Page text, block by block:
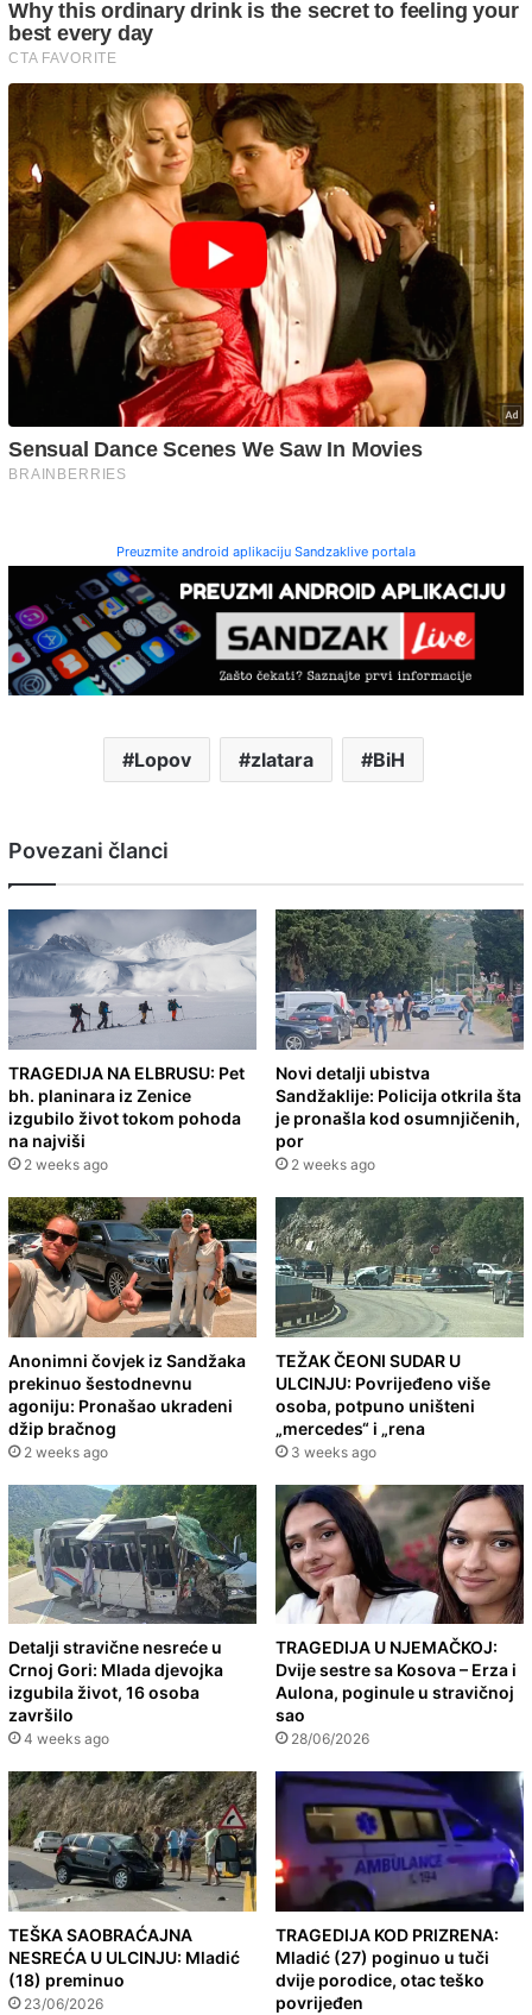
Preuzmite android aplikaciju Sandzaklive portala
Lopov zlatara BiH
Povezani članci
TRAGEDIJA NA ELBRUSU: Pet
bh. planinara iz Zenice
izgubilo život tokom pohoda
na najviši
2 weeks ago
Novi detalji ubistva
Sandžaklije: Policija otkrila šta
je pronašla kod osumnjičenih,
por
2 weeks ago
Anonimni čovjek iz Sandžaka
prekinuo šestodnevnu
agoniju: Pronašao ukradeni
džip bračnog
2 weeks ago
TEŽAK ČEONI SUDAR U
ULCINJU: Povrijeđeno više
osoba, potpuno uništeni
„mercedes“ i „rena
3 weeks ago
Detalji stravične nesreće u
Crnoj Gori: Mlada djevojka
izgubila život, 16 osoba
završilo
4 weeks ago
TRAGEDIJA U NJEMAČKOJ:
Dvije sestre sa Kosova – Erza i
Aulona, poginule u stravičnoj
sao
28/06/2026
TEŠKA SAOBRAĆAJNA
NESREĆA U ULCINJU: Mladić
(18) preminuo
23/06/2026
TRAGEDIJA KOD PRIZRENA:
Mladić (27) poginuo u tuči
dvije porodice, otac teško
povrijeđen